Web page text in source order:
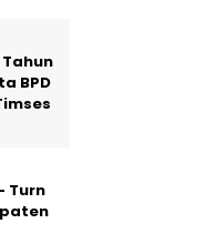
Tahun
BPD
Turn